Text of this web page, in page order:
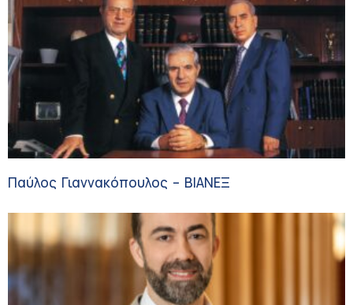
Παύλος Γιαννακόπουλος – ΒΙΑΝΕΞ